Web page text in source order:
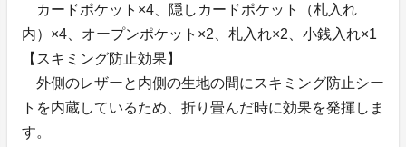
カードポケット×4、隠しカードポケット（札入れ
内）×4、オープンポケット×2、札入れ×2、小銭入れ×1
【スキミング防止効果】
外側のレザーと内側の生地の間にスキミング防止シー
トを内蔵しているため、折り畳んだ時に効果を発揮しま
す。